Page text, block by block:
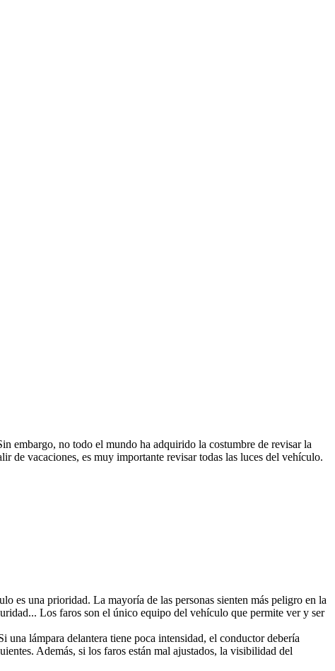
embargo, no todo el mundo ha adquirido la costumbre de revisar la
de vacaciones, es muy importante revisar todas las luces del vehículo.
es una prioridad. La mayoría de las personas sienten más peligro en la
Los faros son el único equipo del vehículo que permite ver y ser
lámpara delantera tiene poca intensidad, el conductor debería
Además, si los faros están mal ajustados, la visibilidad del